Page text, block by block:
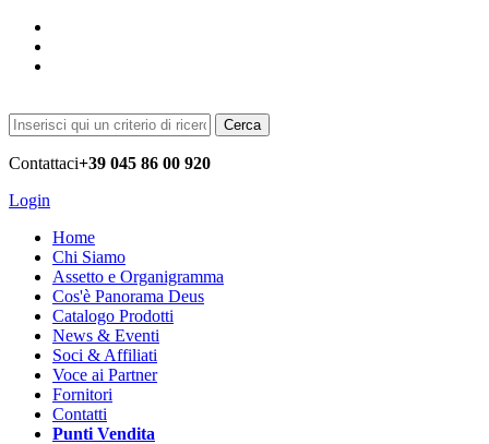
Cerca
Contattaci+39 045 86 00 920
Login
Home
Chi Siamo
Assetto e Organigramma
Cos'è Panorama Deus
Catalogo Prodotti
News & Eventi
Soci & Affiliati
Voce ai Partner
Fornitori
Contatti
Punti Vendita